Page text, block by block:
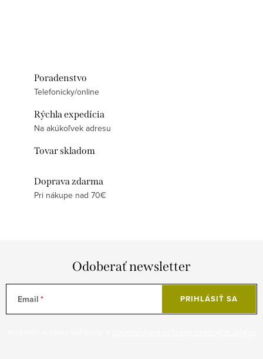
Poradenstvo
Telefonicky/online
Rýchla expedícia
Na akúkoľvek adresu
Tovar skladom
Doprava zdarma
Pri nákupe nad 70€
Odoberať newsletter
Email PRIHLÁSIŤ SA